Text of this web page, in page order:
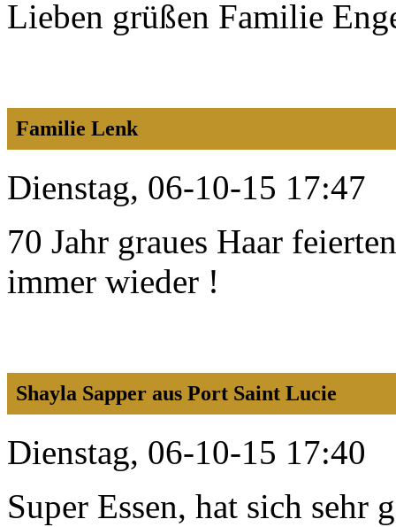
Lieben grüßen Familie
Familie Lenk
Dienstag, 06-10-15 17:47
70 Jahr graues Haar
immer wieder !
Shayla Sapper aus Port Saint Lucie
Dienstag, 06-10-15 17:40
Super Essen, hat sich sehr